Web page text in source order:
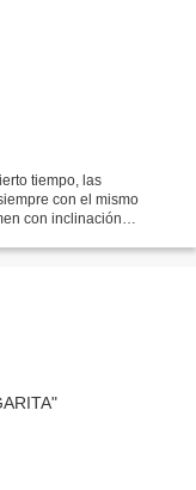
tiempo, las
con el mismo
con inclinación